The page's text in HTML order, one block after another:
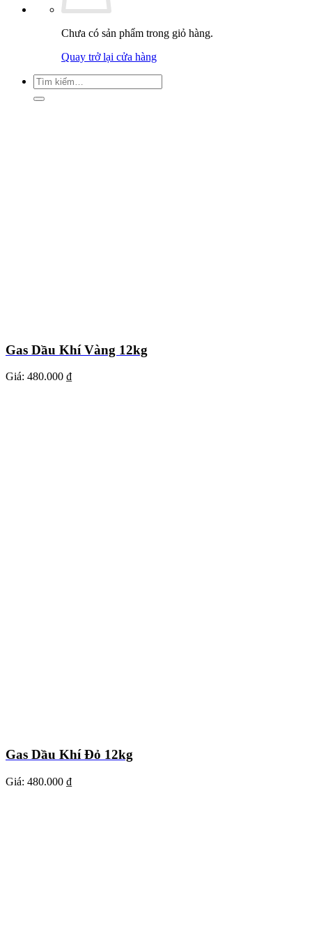
Chưa có sản phẩm trong giỏ hàng.
Quay trở lại cửa hàng
Tìm
kiếm:
Gas Dầu Khí Vàng 12kg
Giá: 480.000 ₫
Gas Dầu Khí Đỏ 12kg
Giá: 480.000 ₫